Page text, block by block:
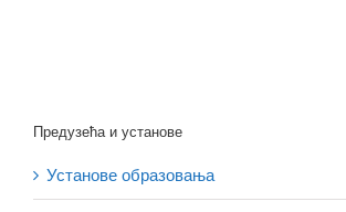
Предузећа и установе
Установе образовања